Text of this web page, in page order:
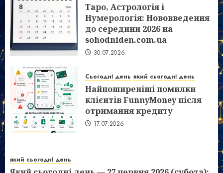
Таро, Астрологія і
Нумерологія: Нововведення
до середини 2026 на
sohodniden.com.ua
30.07.2026
Сьогодні день який сьогодні день
Найпоширеніші помилки
клієнтів FunnyMoney після
отримання кредиту
17.07.2026
який сьогодні день